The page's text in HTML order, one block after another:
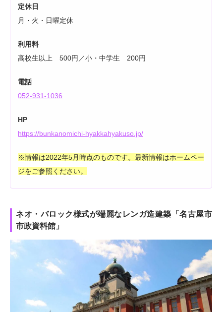
定休日
月・火・日曜定休
利用料
高校生以上 500円／小・中学生 200円
電話
052-931-1036
HP
https://bunkanomichi-hyakkahyakuso.jp/
※情報は2022年5月時点のものです。最新情報はホームペー
ジをご参照ください。
ネオ・バロック様式が端麗なレンガ造建築「名古屋市
市政資料館」